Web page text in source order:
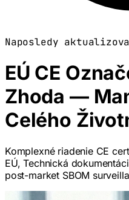
Naposledy
EÚ CE
Zhoda —
Celého
Komplexné riadenie CE
EÚ, Technická
post-market SBOM